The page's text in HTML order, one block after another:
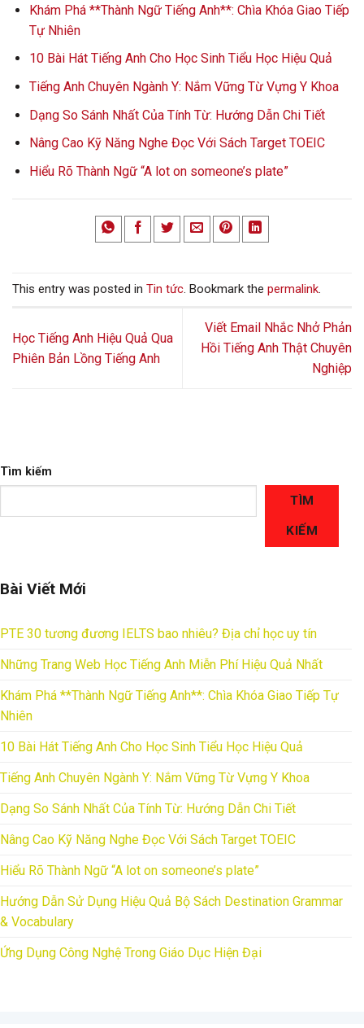
Khám Phá **Thành Ngữ Tiếng Anh**: Chìa Khóa Giao Tiếp
Tự Nhiên
10 Bài Hát Tiếng Anh Cho Học Sinh Tiểu Học Hiệu Quả
Tiếng Anh Chuyên Ngành Y: Nắm Vững Từ Vựng Y Khoa
Dạng So Sánh Nhất Của Tính Từ: Hướng Dẫn Chi Tiết
Nâng Cao Kỹ Năng Nghe Đọc Với Sách Target TOEIC
Hiểu Rõ Thành Ngữ “A lot on someone’s plate”
This entry was posted in Tin tức. Bookmark the permalink.
Học Tiếng Anh Hiệu Quả Qua
Phiên Bản Lồng Tiếng Anh
Viết Email Nhắc Nhở Phản
Hồi Tiếng Anh Thật Chuyên
Nghiệp
Tìm kiếm
TÌM
KIẾM
Bài Viết Mới
PTE 30 tương đương IELTS bao nhiêu? Địa chỉ học uy tín
Những Trang Web Học Tiếng Anh Miễn Phí Hiệu Quả Nhất
Khám Phá **Thành Ngữ Tiếng Anh**: Chìa Khóa Giao Tiếp Tự
Nhiên
10 Bài Hát Tiếng Anh Cho Học Sinh Tiểu Học Hiệu Quả
Tiếng Anh Chuyên Ngành Y: Nắm Vững Từ Vựng Y Khoa
Dạng So Sánh Nhất Của Tính Từ: Hướng Dẫn Chi Tiết
Nâng Cao Kỹ Năng Nghe Đọc Với Sách Target TOEIC
Hiểu Rõ Thành Ngữ “A lot on someone’s plate”
Hướng Dẫn Sử Dụng Hiệu Quả Bộ Sách Destination Grammar
& Vocabulary
Ứng Dụng Công Nghệ Trong Giáo Dục Hiện Đại